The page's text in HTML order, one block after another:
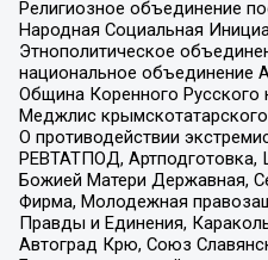
Религиозное объединение
Народная Социальная
Этнополитическое
национальное объединение
Община Коренного Русского
Меджлис
О противодействии
РЕВТАТПОД, Артподготовка,
Божией Матери Державная,
Фирма, Молодежная
Правды и Единения,
Автоград Крю, Союз